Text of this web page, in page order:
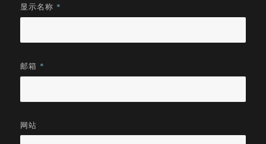
显示名称 *
邮箱 *
网站